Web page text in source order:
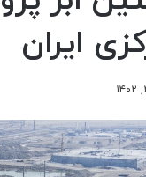
ایران